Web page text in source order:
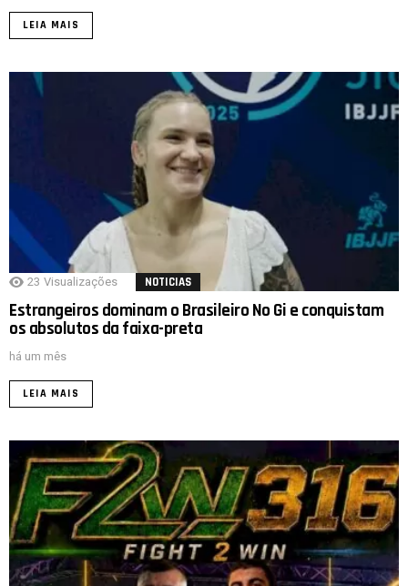
LEIA MAIS
23 Visualizações NOTICIAS
Estrangeiros dominam o Brasileiro No Gi e conquistam
os absolutos da faixa-preta
há um mês
LEIA MAIS